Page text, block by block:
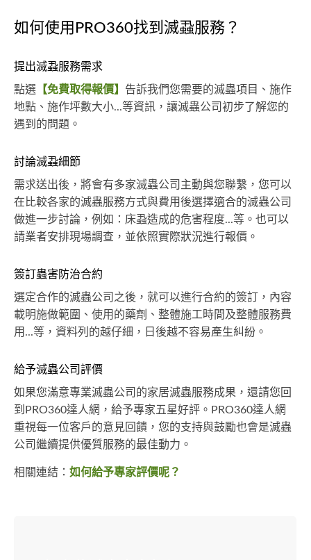
如何使用PRO360找到滅蝨服務？
提出滅蝨服務需求
點選 【免費取得報價】 告訴我們您需要的滅蟲項目、施作
地點、施作坪數大小...等資訊，讓滅蟲公司初步了解您的
遇到的問題。
討論滅蝨細節
需求送出後，將會有多家滅蟲公司主動與您聯繫，您可以
在比較各家的滅蟲服務方式與費用後選擇適合的滅蟲公司
做進一步討論，例如：床蝨造成的危害程度...等。也可以
請業者安排現場調查，並依照實際狀況進行報價。
簽訂蟲害防治合約
選定合作的滅蟲公司之後，就可以進行合約的簽訂，內容
載明施做範圍、使用的藥劑、整體施工時間及整體服務費
用...等，資料列的越仔細，日後越不容易產生糾紛。
給予滅蟲公司評價
如果您滿意專業滅蟲公司的家居滅蟲服務成果，還請您回
到PRO360達人網，給予專家五星好評。PRO360達人網
重視每一位客戶的意見回饋，您的支持與鼓勵也會是滅蟲
公司繼續提供優質服務的最佳動力。
相關連結： 如何給予專家評價呢？